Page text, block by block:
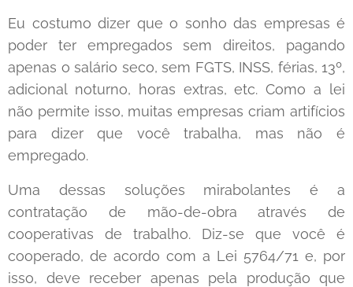
Eu costumo dizer que o sonho das empresas é
poder ter empregados sem direitos, pagando
apenas o salário seco, sem FGTS, INSS, férias, 13º,
adicional noturno, horas extras, etc. Como a lei
não permite isso, muitas empresas criam artifícios
para dizer que você trabalha, mas não é
empregado.
Uma dessas soluções mirabolantes é a
contratação de mão-de-obra através de
cooperativas de trabalho. Diz-se que você é
cooperado, de acordo com a Lei 5764/71 e, por
isso, deve receber apenas pela produção que